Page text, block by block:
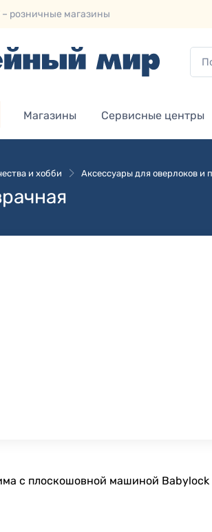
– розничные магазины
Магазины Сервисные центры
и хобби Аксессуары для оверлоков и
с плоскошовной машиной